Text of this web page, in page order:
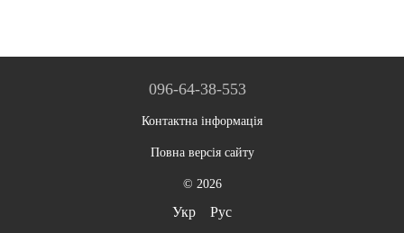
096-64-38-553
Контактна інформація
Повна версія сайту
© 2026
Укр Рус